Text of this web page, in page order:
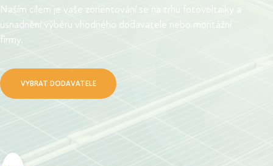
Naším cílem je vaše zorientování se na trhu fotovoltaiky a
usnadnění výběru vhodného dodavatele nebo montážní
firmy.
VYBRAT DODAVATELE